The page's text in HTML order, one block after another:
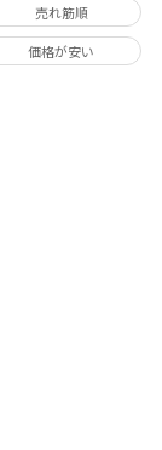
売れ筋順
価格が安い